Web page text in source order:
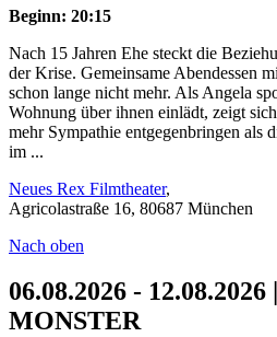
Beginn: 20:15
Nach 15 Jahren Ehe steckt die
der Krise. Gemeinsame Abendessen
schon lange nicht mehr. Als Angela
Wohnung über ihnen einlädt, zeigt
mehr Sympathie entgegenbringen als
im ...
Neues Rex Filmtheater,
Agricolastraße 16, 80687 München
Nach oben
06.08.2026 -
MONSTER